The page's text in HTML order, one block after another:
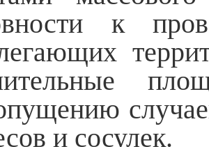
к
и сосулек.